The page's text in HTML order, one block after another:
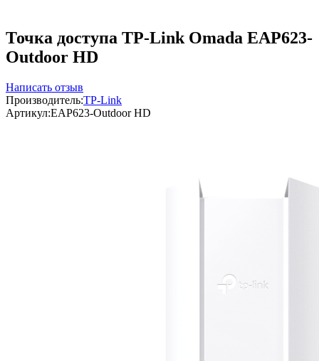
Точка доступа TP-Link Omada EAP623-
Outdoor HD
Написать отзыв
Производитель:TP-Link
Артикул:EAP623-Outdoor HD